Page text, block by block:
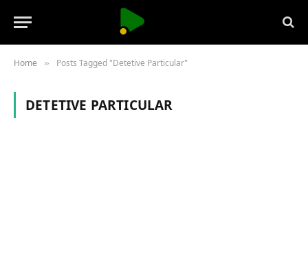
Home » Posts Tagged "Detetive Particular"
DETETIVE PARTICULAR